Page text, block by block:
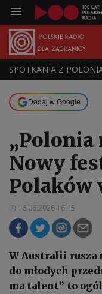
SPOTKANIA Z
Dodaj w Google
„Polonia
Nowy
Polaków
16.06.2026 16:45
W Australii rusza
do młodych
ma talent” to